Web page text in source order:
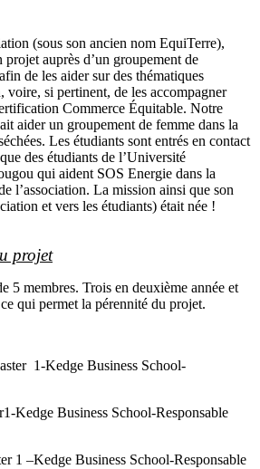
(sous son ancien nom EquiTerre),
projet auprès d’un groupement de
de les aider sur des thématiques
voire, si pertinent, de les accompagner
Commerce Équitable. Notre
aider un groupement de femme dans la
Les étudiants sont entrés en contact
des étudiants de l’Université
qui aident SOS Energie dans la
l’association. La mission ainsi que son
et vers les étudiants) était née !
projet
5 membres. Trois en deuxième année et
qui permet la pérennité du projet.
1-Kedge Business School-
Kedge Business School-Responsable
1 –Kedge Business School-Responsable